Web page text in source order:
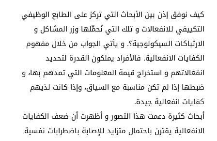
كيف نوفق إذن بين الأبحاث التي تركز على الطابع الوظيفي
التكييفي للانفعالات و تلك التي نُحمِّلها وزر المشاكل و
الارتباكات السيكولوجية؟. و يأتي الجواب من خلال مفهوم
الكفايات الانفعالية. فالأفراد يملكون القدرة لتحديد
انفعالاتهم و استخراج قيمة المعلومات التي تمدهم بها، و
ضبطها إذا لم تكن مناسبة مع السياق، وإذا كانت لذيهم
كفايات انفعالية جيدة.
أبحاث كثيرة دعمت هذا التصور و أظهرت أن ضعف الكفايات
الانفعالية يقترن باحتمال متزايد للإصابة باضطرابات نفسية